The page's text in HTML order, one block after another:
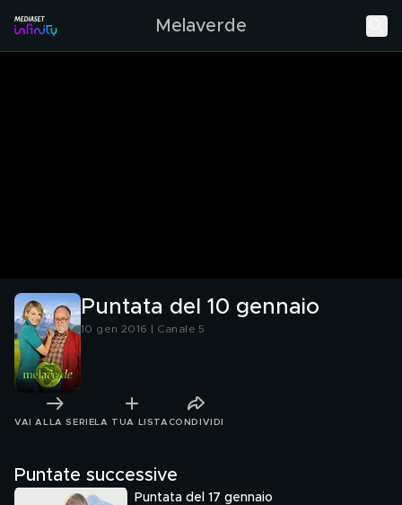
Melaverde
Puntata del 10 gennaio
10 gen 2016 | Canale 5
VAI ALLA SERIE LA TUA LISTA CONDIVIDI
Puntate successive
Puntata del 17 gennaio